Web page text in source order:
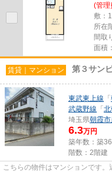
(管理
敷：
所在
間取
面積
賃貸｜マンション 第３サン
東武東上線 「
武蔵野線 「
埼玉県朝霞市
6.3万円
築年数：築
階数：2階建
こちらの物件はマンションです